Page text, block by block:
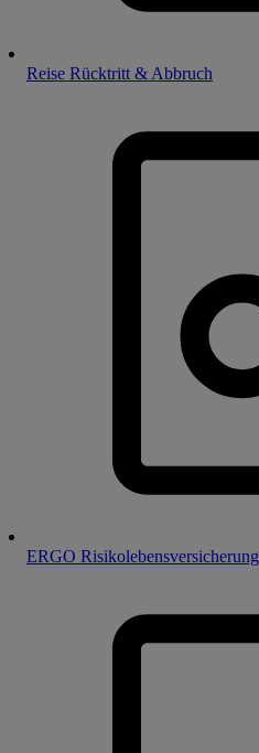
Reise Rücktritt & Abbruch
ERGO Risikolebensversicherung